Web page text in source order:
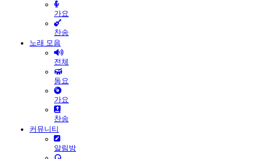
가요
찬송
노래 모음
전체
동요
가요
찬송
커뮤니티
알림방